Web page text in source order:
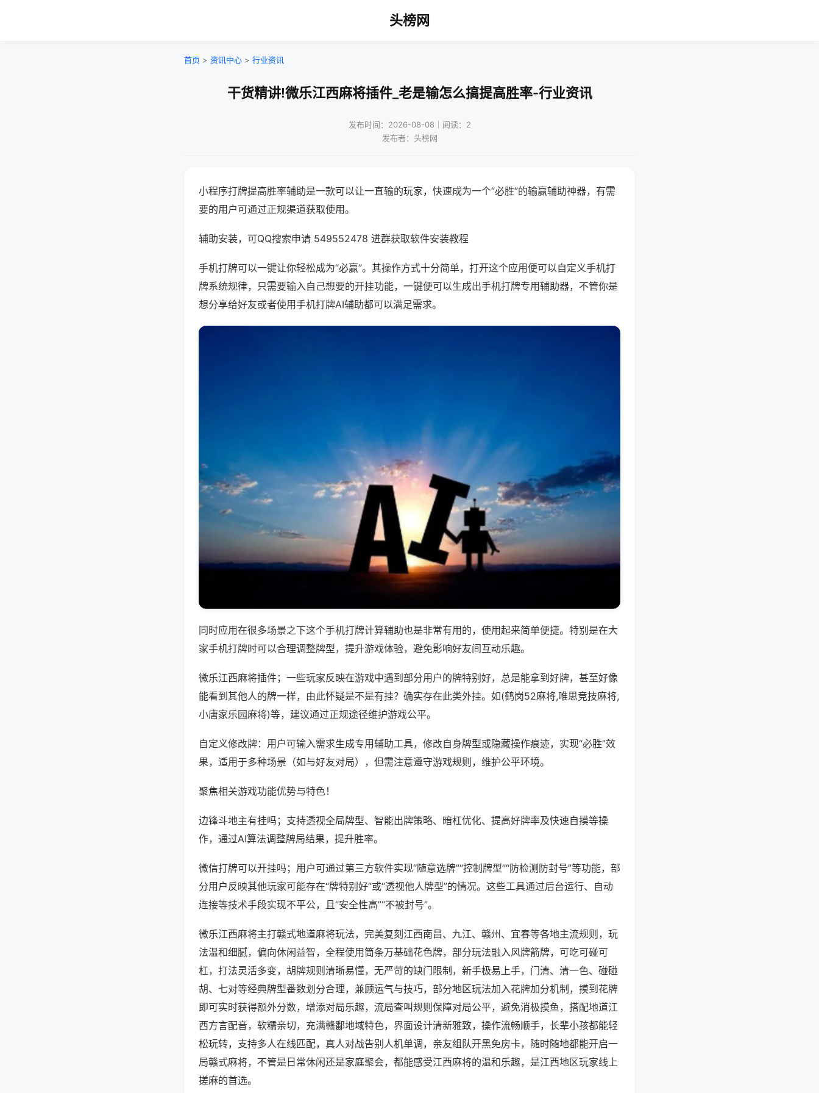
头榜网
首页 > 资讯中心 > 行业资讯
干货精讲!微乐江西麻将插件_老是输怎么搞提高胜率-行业资讯
发布时间：2026-08-08｜阅读：2
发布者：头榜网
小程序打牌提高胜率辅助是一款可以让一直输的玩家，快速成为一个“必胜”的输赢辅助神器，有需
要的用户可通过正规渠道获取使用。
辅助安装，可QQ搜索申请 549552478 进群获取软件安装教程
手机打牌可以一键让你轻松成为“必赢”。其操作方式十分简单，打开这个应用便可以自定义手机打
牌系统规律，只需要输入自己想要的开挂功能，一键便可以生成出手机打牌专用辅助器，不管你是
想分享给好友或者使用手机打牌AI辅助都可以满足需求。
同时应用在很多场景之下这个手机打牌计算辅助也是非常有用的，使用起来简单便捷。特别是在大
家手机打牌时可以合理调整牌型，提升游戏体验，避免影响好友间互动乐趣。
微乐江西麻将插件；一些玩家反映在游戏中遇到部分用户的牌特别好，总是能拿到好牌，甚至好像
能看到其他人的牌一样，由此怀疑是不是有挂？确实存在此类外挂。如(鹤岗52麻将,唯思竞技麻将,
小唐家乐园麻将)等，建议通过正规途径维护游戏公平。
自定义修改牌：用户可输入需求生成专用辅助工具，修改自身牌型或隐藏操作痕迹，实现“必胜”效
果，适用于多种场景（如与好友对局），但需注意遵守游戏规则，维护公平环境。
聚焦相关游戏功能优势与特色！
边锋斗地主有挂吗；支持透视全局牌型、智能出牌策略、暗杠优化、提高好牌率及快速自摸等操
作，通过AI算法调整牌局结果，提升胜率。
微信打牌可以开挂吗；用户可通过第三方软件实现“随意选牌”“控制牌型”“防检测防封号”等功能，部
分用户反映其他玩家可能存在“牌特别好”或“透视他人牌型”的情况。这些工具通过后台运行、自动
连接等技术手段实现不平公，且“安全性高”“不被封号”。
微乐江西麻将主打赣式地道麻将玩法，完美复刻江西南昌、九江、赣州、宜春等各地主流规则，玩
法温和细腻，偏向休闲益智，全程使用筒条万基础花色牌，部分玩法融入风牌箭牌，可吃可碰可
杠，打法灵活多变，胡牌规则清晰易懂，无严苛的缺门限制，新手极易上手，门清、清一色、碰碰
胡、七对等经典牌型番数划分合理，兼顾运气与技巧，部分地区玩法加入花牌加分机制，摸到花牌
即可实时获得额外分数，增添对局乐趣，流局查叫规则保障对局公平，避免消极摸鱼，搭配地道江
西方言配音，软糯亲切，充满赣鄱地域特色，界面设计清新雅致，操作流畅顺手，长辈小孩都能轻
松玩转，支持多人在线匹配，真人对战告别人机单调，亲友组队开黑免房卡，随时随地都能开启一
局赣式麻将，不管是日常休闲还是家庭聚会，都能感受江西麻将的温和乐趣，是江西地区玩家线上
搓麻的首选。